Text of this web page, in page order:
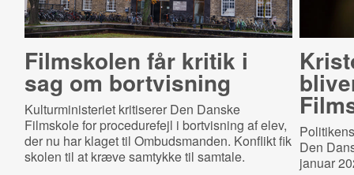
Filmskolen får kritik i
sag om bortvisning
Kulturministeriet kritiserer Den Danske
Filmskole for procedurefejl i bortvisning af elev,
der nu har klaget til Ombudsmanden. Konflikt fik
skolen til at kræve samtykke til samtale.
Den
januar